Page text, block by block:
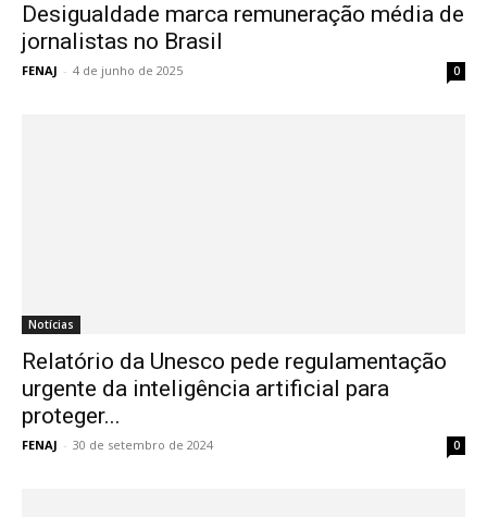
Desigualdade marca remuneração média de
jornalistas no Brasil
FENAJ - 4 de junho de 2025 0
Notícias
Relatório da Unesco pede regulamentação
urgente da inteligência artificial para
proteger...
FENAJ - 30 de setembro de 2024 0